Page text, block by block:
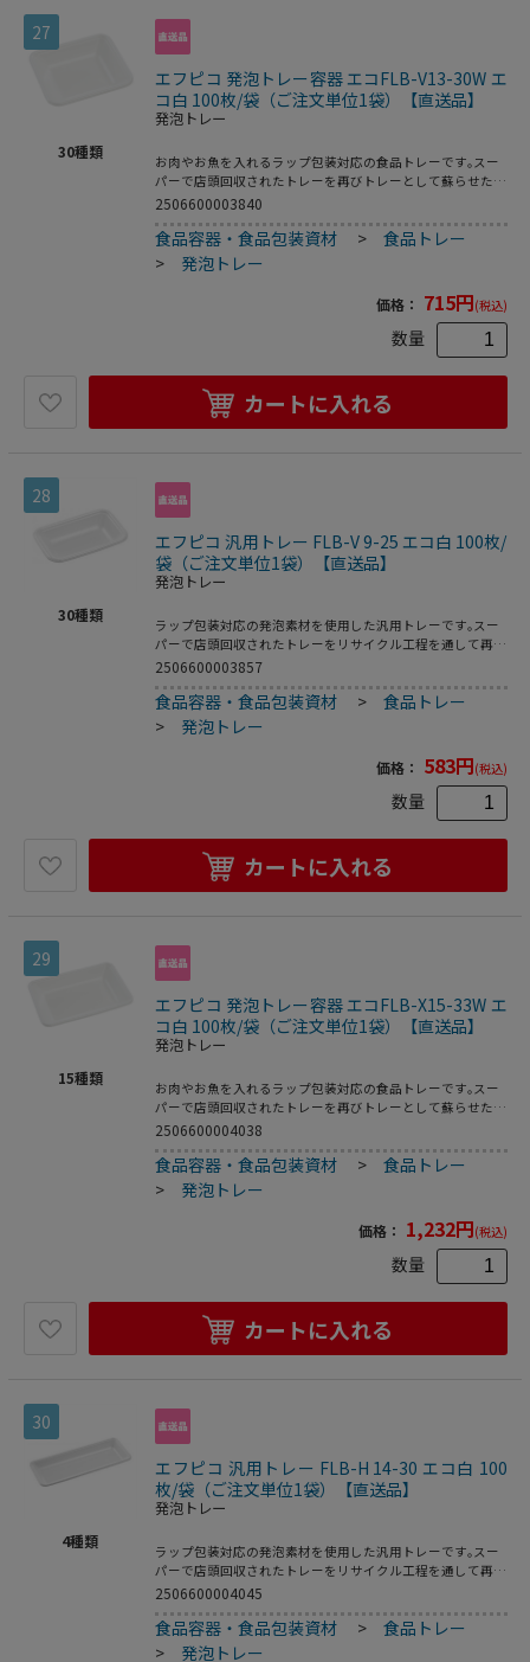
27
30種類
エフピコ 発泡トレー容器 エコFLB-V13-30W エ
コ白 100枚/袋（ご注文単位1袋）【直送品】
発泡トレー
お肉やお魚を入れるラップ包装対応の食品トレーです｡スー
パーで店頭回収されたトレーを再びトレーとして蘇らせたリ
サイクルトレーです｡●電子レンジ使用不可●オーブン使用
不可●耐熱温度:80℃●入数:100枚
2506600003840
食品容器・食品包装資材 >食品トレー
> 発泡トレー
価格： 715円(税込)
数量
カートに入れる
28
30種類
エフピコ 汎用トレー FLB-V 9-25 エコ白 100枚/
袋（ご注文単位1袋）【直送品】
発泡トレー
ラップ包装対応の発泡素材を使用した汎用トレーです｡スー
パーで店頭回収されたトレーをリサイクル工程を通して再生
された原料を使用した環境対応商品です｡●電子レンジ使用
不可●耐熱温度:80℃●入数:100枚
2506600003857
食品容器・食品包装資材 >食品トレー
> 発泡トレー
価格： 583円(税込)
数量
カートに入れる
29
15種類
エフピコ 発泡トレー容器 エコFLB-X15-33W エ
コ白 100枚/袋（ご注文単位1袋）【直送品】
発泡トレー
お肉やお魚を入れるラップ包装対応の食品トレーです｡スー
パーで店頭回収されたトレーを再びトレーとして蘇らせたリ
サイクルトレーです｡●電子レンジ使用不可●オーブン使用
不可●耐熱温度:80℃●入数:100枚
2506600004038
食品容器・食品包装資材 >食品トレー
> 発泡トレー
価格： 1,232円(税込)
数量
カートに入れる
30
4種類
エフピコ 汎用トレー FLB-H 14-30 エコ白 100
枚/袋（ご注文単位1袋）【直送品】
発泡トレー
ラップ包装対応の発泡素材を使用した汎用トレーです｡スー
パーで店頭回収されたトレーをリサイクル工程を通して再生
された原料を使用した環境対応商品です｡●電子レンジ使用
不可●耐熱温度:80℃●入数:100枚
2506600004045
食品容器・食品包装資材 >食品トレー
> 発泡トレー